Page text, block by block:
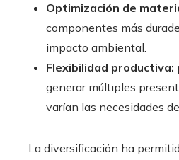
Optimización de
componentes más
impacto ambiental.
Flexibilidad productiva:
generar múltiples
varían las necesidades
La diversificación ha